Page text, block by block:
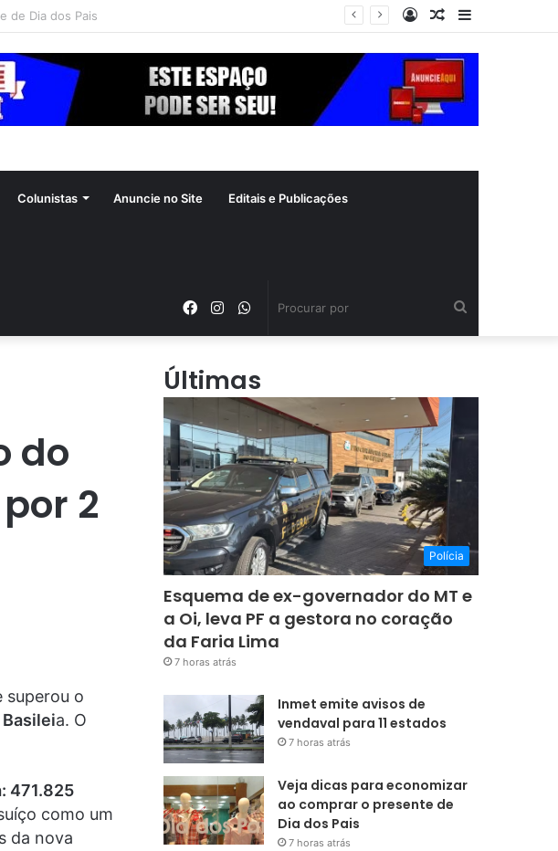
R$ 2 milhões em Salvador
Barra
Artigo
Entrar
Colunistas Anuncie no Site Editais e Publicações
WhatsApp
Instagram
Facebook
do
2
superou o
Basileia. O
471.825
como um
da nova
Últimas
Polícia
Esquema de ex-governador do MT e
a Oi, leva PF a gestora no coração
da Faria Lima
7 horas atrás
Inmet emite avisos de
vendaval para 11 estados
7 horas atrás
Veja dicas para economizar
ao comprar o presente de
Dia dos Pais
7 horas atrás